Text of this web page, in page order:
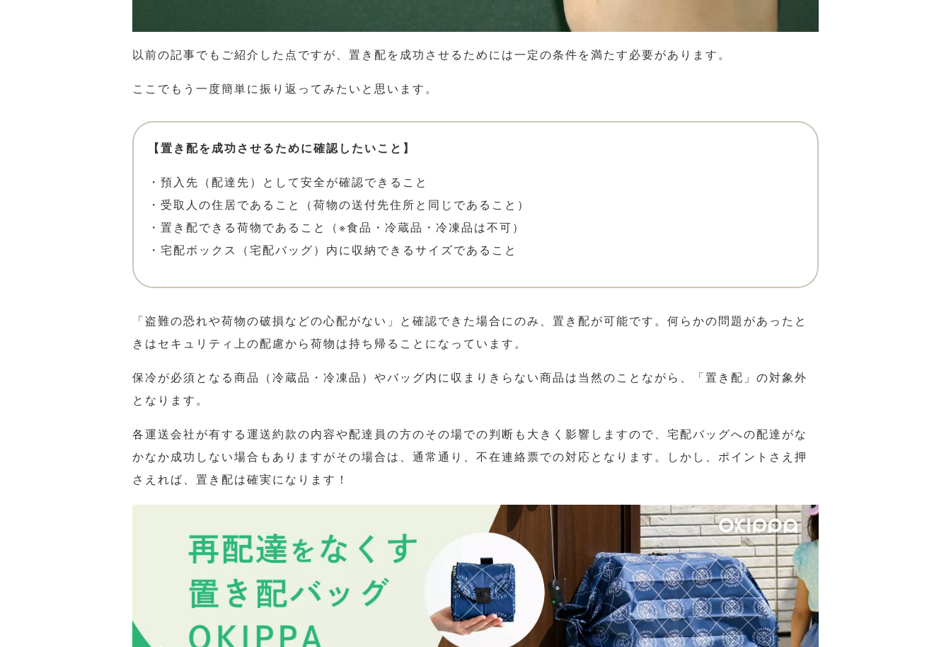
以前の記事でもご紹介した点ですが、置き配を成功させるためには一定の条件を満たす必要があります。
ここでもう一度簡単に振り返ってみたいと思います。
【置き配を成功させるために確認したいこと】
・預入先（配達先）として安全が確認できること
・受取人の住居であること（荷物の送付先住所と同じであること）
・置き配できる荷物であること（※食品・冷蔵品・冷凍品は不可）
・宅配ボックス（宅配バッグ）内に収納できるサイズであること
「盗難の恐れや荷物の破損などの心配がない」と確認できた場合にのみ、置き配が可能です。 何らかの問題があったと
きはセキュリティ上の配慮から荷物は持ち帰ることになっています。
保冷が必須となる商品（冷蔵品・冷凍品）やバッグ内に収まりきらない商品は当然のことながら、「置き配」の対象外
となります。
各運送会社が有する運送約款の内容や配達員の方のその場での判断も大きく影響しますので、宅配バッグへの配達がな
かなか成功しない場合もありますがその場合は、通常通り、不在連絡票での対応となります。しかし、ポイントさえ押
さえれば、置き配は確実になります！